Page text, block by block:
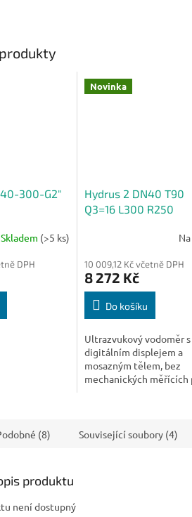
40-300-G2"
Skladem (>5 ks)
DPH
Novinka
Hydrus 2 DN40 T90
Q3=16 L300 R250
10 009,12 Kč včetně DPH
8 272 Kč
Do košíku
Ultrazvukový vodoměr s
digitálním displejem a
mosazným tělem, bez
mechanických měřících
(8) Související soubory (4)
produktu
není dostupný